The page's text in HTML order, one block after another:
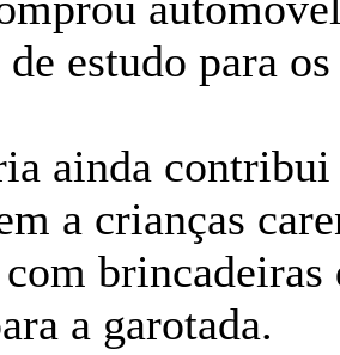
estudo para
ainda
a crianças
a garotada.